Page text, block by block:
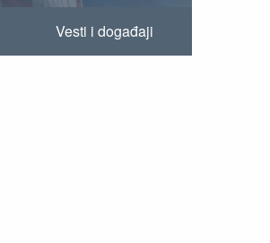
Vesti i događaji